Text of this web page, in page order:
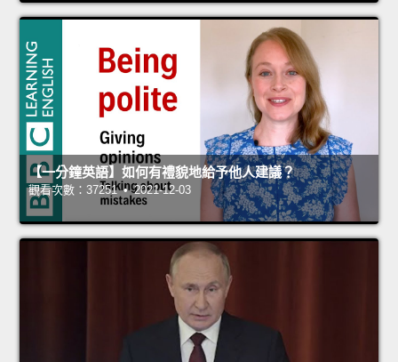
【一分鐘英語】如何有禮貌地給予他人建議？
觀看次數：37251 • 2021-12-03